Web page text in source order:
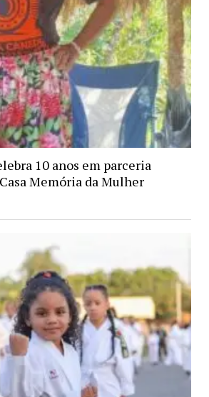
10 anos em parceria
Memória da Mulher